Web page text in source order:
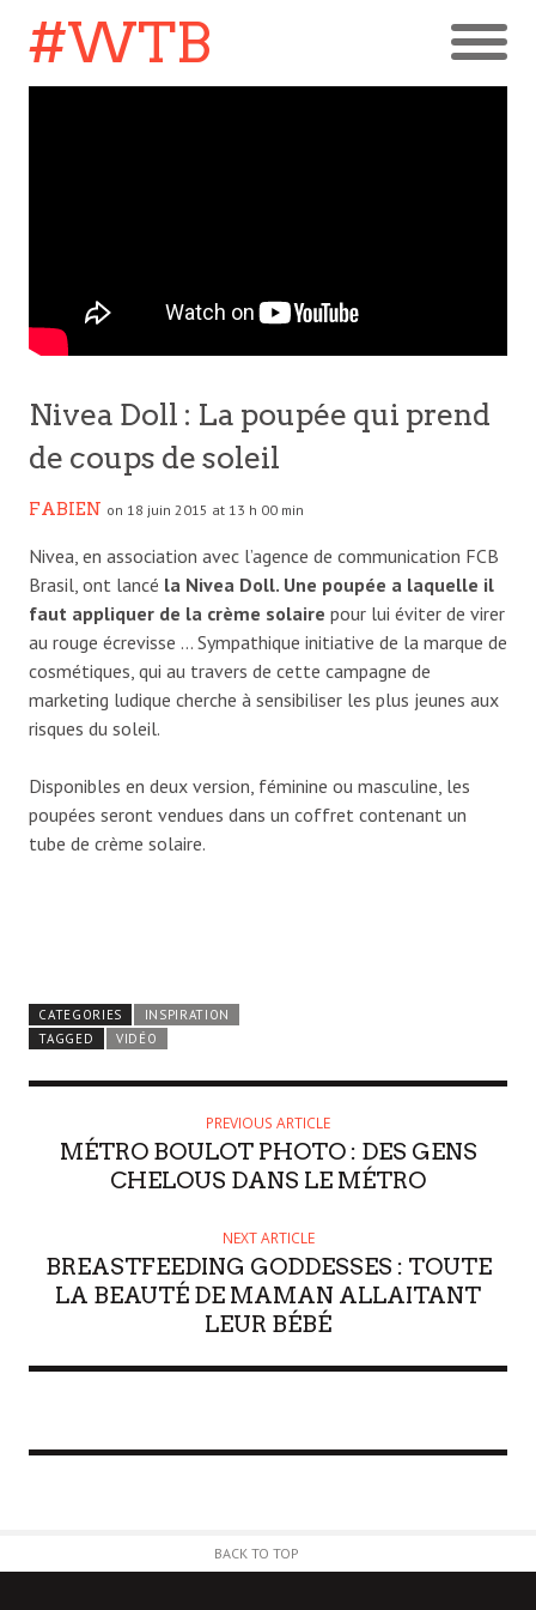
#WTB
Nivea Doll : La poupée qui prend
de coups de soleil
FABIEN on 18 juin 2015 at 13 h 00 min
Nivea, en association avec l’agence de communication FCB
Brasil, ont lancé la Nivea Doll. Une poupée a laquelle il
faut appliquer de la crème solaire pour lui éviter de virer
au rouge écrevisse … Sympathique initiative de la marque de
cosmétiques, qui au travers de cette campagne de
marketing ludique cherche à sensibiliser les plus jeunes aux
risques du soleil.
Disponibles en deux version, féminine ou masculine, les
poupées seront vendues dans un coffret contenant un
tube de crème solaire.
CATEGORIES
INSPIRATION
TAGGED
VIDÉO
PREVIOUS ARTICLE
MÉTRO BOULOT PHOTO : DES GENS
CHELOUS DANS LE MÉTRO
NEXT ARTICLE
BREASTFEEDING GODDESSES : TOUTE
LA BEAUTÉ DE MAMAN ALLAITANT
LEUR BÉBÉ
BACK TO TOP